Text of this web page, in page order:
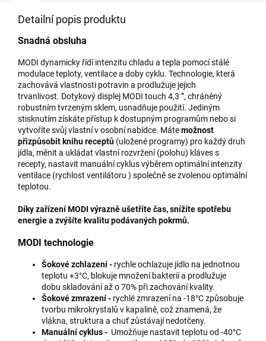
Detailní popis produktu
Snadná obsluha
MODI dynamicky řídí intenzitu chladu a tepla pomocí stálé
modulace teploty, ventilace a doby cyklu. Technologie, která
zachovává vlastnosti potravin a prodlužuje jejich
trvanlivost. Dotykový displej MODI touch 4,3 ”, chráněný
robustním tvrzeným sklem, usnadňuje použití. Jediným
stisknutím získáte přístup k dostupným programům nebo si
vytvoříte svůj vlastní v osobní nabídce. Mátemožnost
přizpůsobit knihu receptů (uložené programy) pro každý druh
jídla, měnit a ukládat vlastní rozvržení (polohu) kláves s
recepty, nastavit manuální cyklusvýběrem optimální intenzity
ventilace (rychlost ventilátoru ) společně se zvolenou optimální
teplotou.
Díky zařízení MODI výrazně ušetříte čas, snížíte spotřebu
energie a zvýšíte kvalitu podávaných pokrmů.
MODI technologie
Šokové zchlazení - rychle ochlazuje jídlo na jednotnou
teplotu +3°C, blokuje množení bakterií a prodlužuje
dobu skladování až o 70% při zachování kvality.
Šokové zmrazení - rychlé zmrazení na -18°C způsobuje
tvorbu mikrokrystalů v kapalině, což znamená, že
vlákna, struktura a chuť zůstávají nedotčeny.
Manuální cyklus - Umožňuje nastavit teplotu od -40°C